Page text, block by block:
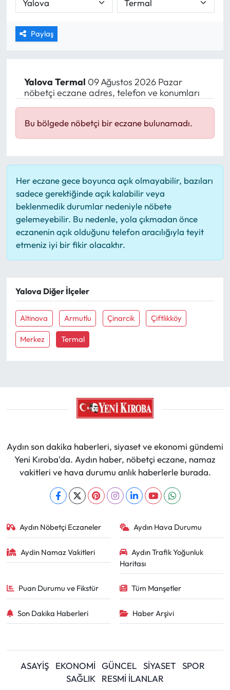
Paylaş
Yalova Termal 09 Ağustos 2026 Pazar
nöbetçi eczane adres, telefon ve konumları
Bu bölgede nöbetçi bir eczane bulunamadı.
Her eczane gece boyunca açık olmayabilir, bazıları
sadece gerektiğinde açık kalabilir veya
beklenmedik durumlar nedeniyle nöbete
gelemeyebilir. Bu nedenle, yola çıkmadan önce
eczanenin açık olduğunu telefon aracılığıyla teyit
etmeniz iyi bir fikir olacaktır.
Yalova Diğer İlçeler
Altinova Armutlu Çinarcik Çiftlikköy
Merkez Termal
Aydın son dakika haberleri, siyaset ve ekonomi gündemi
Yeni Kıroba'da. Aydın haber, nöbetçi eczane, namaz
vakitleri ve hava durumu anlık haberlerle burada.
Aydın Nöbetçi Eczaneler Aydın Hava Durumu
Aydin Namaz Vakitleri
Aydın Trafik Yoğunluk
Haritası
Puan Durumu ve Fikstür Tüm Manşetler
Son Dakika Haberleri Haber Arşivi
ASAYİŞ EKONOMİ GÜNCEL SİYASET
SPOR
SAĞLIK
RESMİ İLANLAR
SAĞLIK
SPOR
TARIM
RESMİ İLANLAR
HABER İLAN